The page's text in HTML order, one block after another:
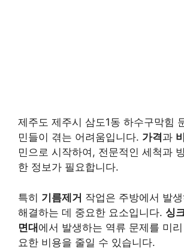
제주도 제주시 삼도1동 하수구막힘
민들이 겪는 어려움입니다. 가격과
민으로 시작하여, 전문적인 세척과
한 정보가 필요합니다.
특히 기름제거 작업은 주방에서 발
해결하는 데 중요한 요소입니다. 싱
면대에서 발생하는 역류 문제를 미
요한 비용을 줄일 수 있습니다.